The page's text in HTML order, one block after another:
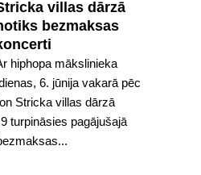
villas dārzā
bezmaksas
hiphopa mākslinieka
6. jūnija vakarā pēc
Stricka villas dārzā
turpināsies pagājušajā